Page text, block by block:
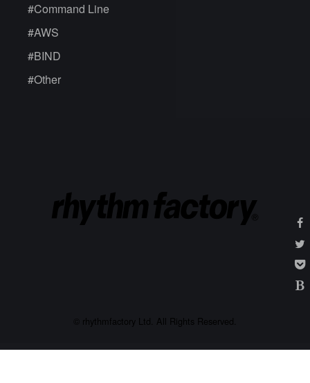
#Command Line
#AWS
#BIND
#Other
© rhythmfactory Ltd. All Rights Reserved.